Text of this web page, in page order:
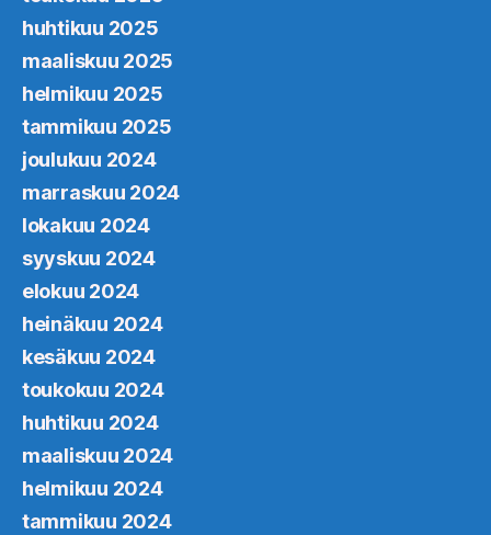
huhtikuu 2025
maaliskuu 2025
helmikuu 2025
tammikuu 2025
joulukuu 2024
marraskuu 2024
lokakuu 2024
syyskuu 2024
elokuu 2024
heinäkuu 2024
kesäkuu 2024
toukokuu 2024
huhtikuu 2024
maaliskuu 2024
helmikuu 2024
tammikuu 2024